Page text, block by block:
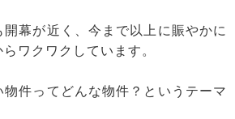
幕が近く、今まで以上に賑やかに
ワクワクしています。
件ってどんな物件？というテーマ